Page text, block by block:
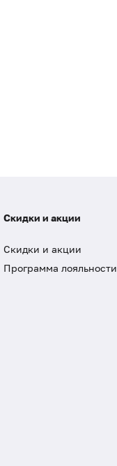
Скидки и акции
Скидки и акции
Программа лояльности